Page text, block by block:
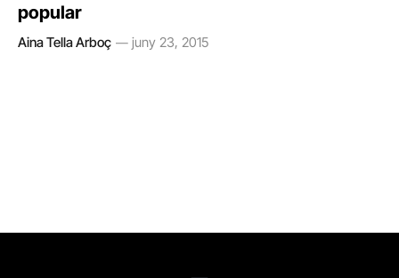
popular
Aina Tella Arboç juny 23, 2015